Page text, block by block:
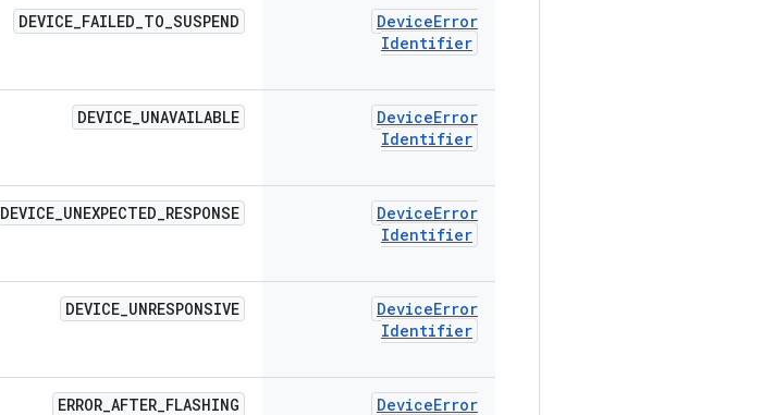
DeviceError
Identifier
DEVICE_FAILED_TO_SUSPEND
DeviceError
Identifier
DEVICE_UNAVAILABLE
DeviceError
Identifier
DEVICE_UNEXPECTED_RESPONSE
DeviceError
Identifier
DEVICE_UNRESPONSIVE
DeviceError
ERROR_AFTER_FLASHING